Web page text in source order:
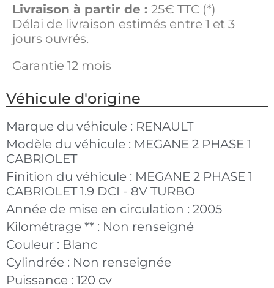
Livraison à partir de : 25€ TTC (*)
Délai de livraison estimés entre 1 et 3
jours ouvrés.
Garantie 12 mois
Véhicule d'origine
Marque du véhicule : RENAULT
Modèle du véhicule : MEGANE 2 PHASE 1
CABRIOLET
Finition du véhicule : MEGANE 2 PHASE 1
CABRIOLET 1.9 DCI - 8V TURBO
Année de mise en circulation : 2005
Kilométrage ** : Non renseigné
Couleur : Blanc
Cylindrée : Non renseignée
Puissance : 120 cv